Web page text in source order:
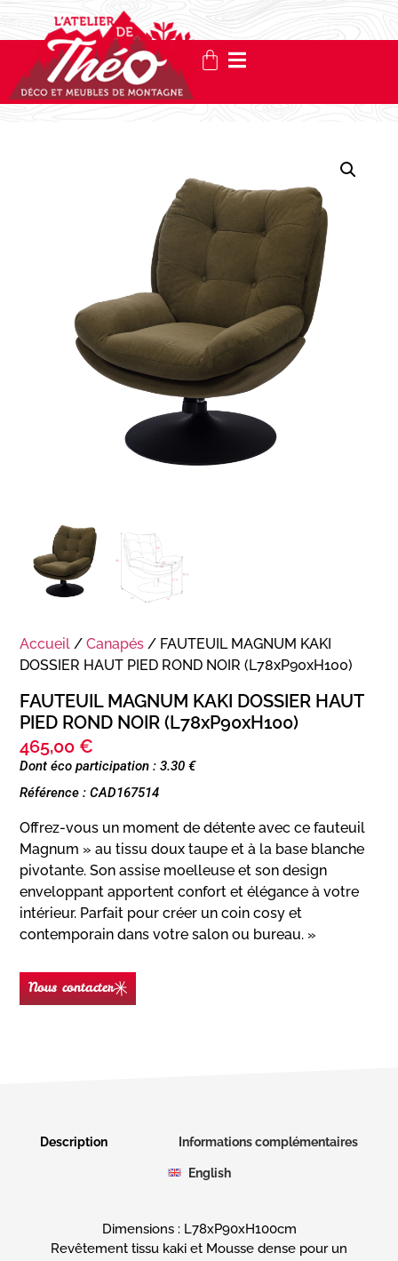
Accueil /Canapés / FAUTEUIL MAGNUM KAKI
DOSSIER HAUT PIED ROND NOIR (L78xP90xH100)
FAUTEUIL MAGNUM KAKI DOSSIER HAUT
PIED ROND NOIR (L78xP90xH100)
465,00 €
Dont éco participation : 3.30 €
Référence : CAD167514
Offrez-vous un moment de détente avec ce fauteuil
Magnum » au tissu doux taupe et à la base blanche
pivotante. Son assise moelleuse et son design
enveloppant apportent confort et élégance à votre
intérieur. Parfait pour créer un coin cosy et
contemporain dans votre salon ou bureau. »
Nous contacter
Téléphone
Description Informations complémentaires
English
Dimensions : L78xP90xH100cm
Revêtement tissu kaki et Mousse dense pour un